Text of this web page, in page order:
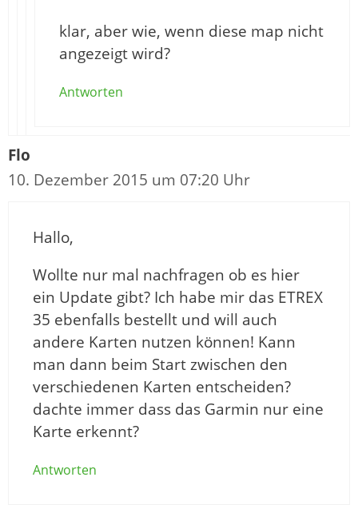
klar, aber wie, wenn diese map nicht
angezeigt wird?
Antworten
Flo
10. Dezember 2015 um 07:20 Uhr
Hallo,
Wollte nur mal nachfragen ob es hier
ein Update gibt? Ich habe mir das ETREX
35 ebenfalls bestellt und will auch
andere Karten nutzen können! Kann
man dann beim Start zwischen den
verschiedenen Karten entscheiden?
dachte immer dass das Garmin nur eine
Karte erkennt?
Antworten